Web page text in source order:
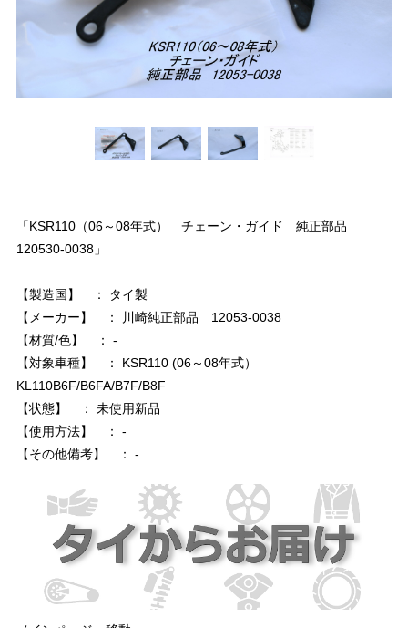
「KSR110（06～08年式） チェーン・ガイド 純正部品
120530-0038」
【製造国】 ： タイ製
【メーカー】 ： 川崎純正部品 12053-0038
【材質/色】 ： -
【対象車種】 ： KSR110 (06～08年式）
KL110B6F/B6FA/B7F/B8F
【状態】 ： 未使用新品
【使用方法】 ： -
【その他備考】 ： -